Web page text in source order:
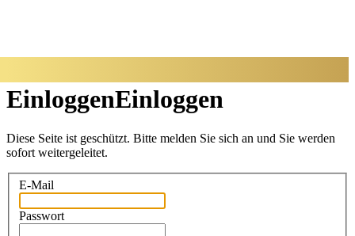
EinloggenEinloggen
Diese Seite ist geschützt. Bitte melden Sie sich an und Sie werden
sofort weitergeleitet.
E-Mail
Passwort